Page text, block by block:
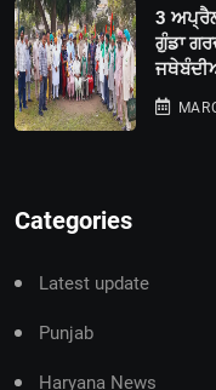
3
ਗੁੰਡਾ
Categories
Latest update
Punjab
Haryana News